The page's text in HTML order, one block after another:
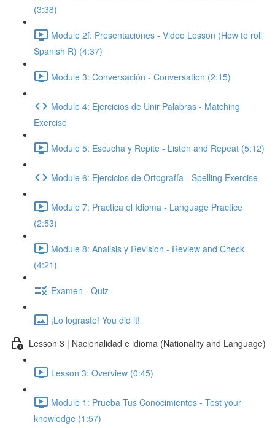
(3:38)
Module 2f: Presentaciones - Video Lesson (How to roll
Spanish R) (4:37)
Module 3: Conversación - Conversation (2:15)
Module 4: Ejercicios de Unir Palabras - Matching
Exercise
Module 5: Escucha y Repite - Listen and Repeat (5:12)
Module 6: Ejercicios de Ortografía - Spelling Exercise
Module 7: Practica el Idioma - Language Practice
(2:53)
Module 8: Analisis y Revision - Review and Check
(4:21)
Examen - Quiz
¡Lo lograste! You did it!
Lesson 3 | Nacionalidad e idioma (Nationality and Language)
Lesson 3: Overview (0:45)
Module 1: Prueba Tus Conocimientos - Test your
knowledge (1:57)